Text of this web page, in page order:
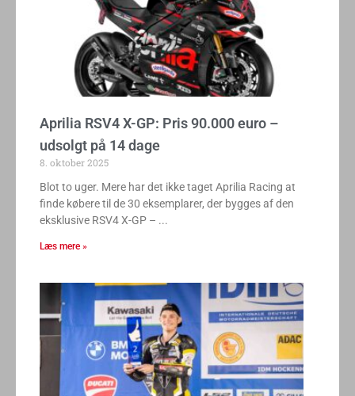
Aprilia RSV4 X-GP: Pris 90.000 euro –
udsolgt på 14 dage
8. oktober 2025
Blot to uger. Mere har det ikke taget Aprilia Racing at
finde købere til de 30 eksemplarer, der bygges af den
eksklusive RSV4 X-GP –
Læs mere »